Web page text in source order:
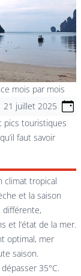
mois par mois
21 juillet 2025
pics touristiques
faut savoir
climat tropical
et la saison
différente,
et l’état de la mer.
optimal, mer
saison.
35°C.